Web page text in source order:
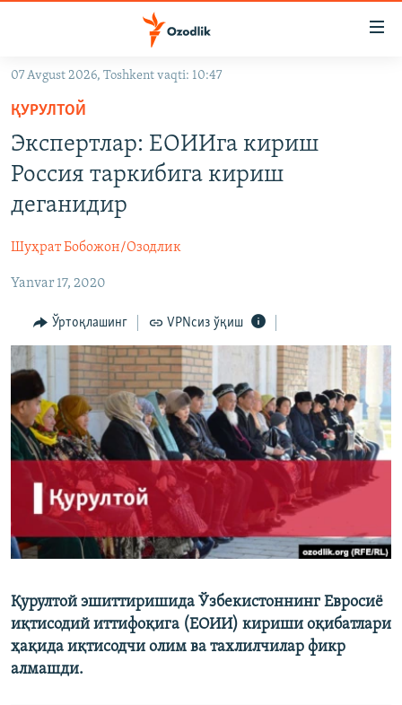
Асосий
навигацияга
ўтинг
Қидиришга
ўтинг
OZODLIK SURISHTIRUVLARI
OZODARXIV
На русском
ИЖТИМОИЙ ТАРМОҚЛАР
Озодлик бошқа тилларда
07 Avgust 2026, Toshkent vaqti: 10:47
ҚУРУЛТОЙ
Экспертлар: ЕОИИга кириш
Россия таркибига кириш
деганидир
Шуҳрат Бобожон/Озодлик
Yanvar 17, 2020
Ўртоқлашинг VPNсиз ўқиш
Қурултой эшиттиришида Ўзбекистоннинг Евросиё
иқтисодий иттифоқига (ЕОИИ) кириши оқибатлари
ҳақида иқтисодчи олим ва тахлилчилар фикр
алмашди.